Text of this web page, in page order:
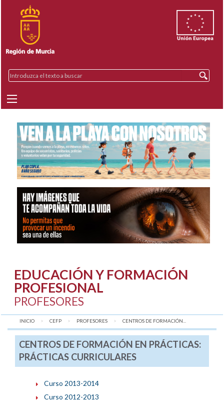
EDUCACIÓN Y FORMACIÓN
PROFESIONAL
PROFESORES
INICIO CEFP PROFESORES AQUÍ:
CENTROS DE FORMACIÓN...
CENTROS DE FORMACIÓN EN PRÁCTICAS:
PRÁCTICAS CURRICULARES
Curso 2013-2014
Curso 2012-2013